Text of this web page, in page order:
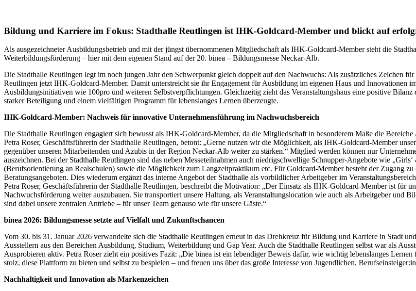
Bildung und Karriere im Fokus: Stadthalle Reutlingen ist IHK-Goldcard-Member und blickt auf
Als ausgezeichneter Ausbildungsbetrieb und mit der jüngst übernommenen Mitgliedschaft als IHK-Goldcard-Member steht die
Weiterbildungsförderung – hier mit dem eigenen Stand auf der 20. binea–Bildungsmesse Neckar-Alb.
Die Stadthalle Reutlingen legt im noch jungen Jahr den Schwerpunkt gleich doppelt auf den Nachwuchs: Als zusätzliches Zeichen
Reutlingen jetzt IHK-Goldcard-Member. Damit unterstreicht sie ihr Engagement für Ausbildung im eigenen Haus und Innovationen
Ausbildungsinitiativen wie 100pro und weiteren Selbstverpflichtungen. Gleichzeitig zieht das Veranstaltungshaus eine positive
starker Beteiligung und einem vielfältigen Programm für lebenslanges Lernen überzeugte.
IHK-Goldcard-Member: Nachweis für innovative Unternehmensführung im Nachwuchsbereich
Die Stadthalle Reutlingen engagiert sich bewusst als IHK-Goldcard-Member, da die Mitgliedschaft in besonderem Maße die
Petra Roser, Geschäftsführerin der Stadthalle Reutlingen, betont: „Gerne nutzen wir die Möglichkeit, als IHK-Goldcard-Member
gegenüber unseren Mitarbeitenden und Azubis in der Region Neckar-Alb weiter zu stärken.“ Mitglied werden können nur
auszeichnen. Bei der Stadthalle Reutlingen sind das neben Messeteilnahmen auch niedrigschwellige Schnupper-Angebote wie
(Berufsorientierung an Realschulen) sowie die Möglichkeit zum Langzeitpraktikum etc. Für Goldcard-Member besteht der Zugang
Beratungsangeboten. Dies wiederum ergänzt das interne Angebot der Stadthalle als vorbildlicher Arbeitgeber im
Petra Roser, Geschäftsführerin der Stadthalle Reutlingen, beschreibt die Motivation: „Der Einsatz als IHK-Goldcard-Member ist für
Nachwuchsförderung weiter auszubauen. Sie transportiert unsere Haltung, als Veranstaltungslocation wie auch als Arbeitgeber und
sind dabei unsere zentralen Antriebe – für unser Team genauso wie für unsere Gäste.“
binea 2026: Bildungsmesse setzte auf Vielfalt und Zukunftschancen
Vom 30. bis 31. Januar 2026 verwandelte sich die Stadthalle Reutlingen erneut in das Drehkreuz für Bildung und Karriere in Stadt
Ausstellern aus den Bereichen Ausbildung, Studium, Weiterbildung und Gap Year. Auch die Stadthalle Reutlingen selbst war als
Ausprobieren aktiv. Petra Roser zieht ein positives Fazit: „Die binea ist ein lebendiger Beweis dafür, wie wichtig lebenslanges
stolz, diese Plattform zu bieten und selbst zu bespielen – und freuen uns über das große Interesse von Jugendlichen,
Nachhaltigkeit und Innovation als Markenzeichen